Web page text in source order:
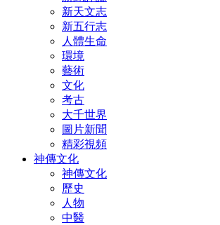
新天文志
新五行志
人體生命
環境
藝術
文化
考古
大千世界
圖片新聞
精彩視頻
神傳文化
神傳文化
歷史
人物
中醫